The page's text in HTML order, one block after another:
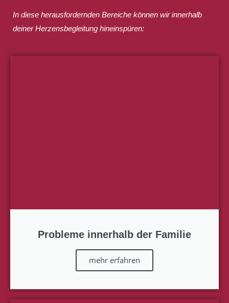
In diese herausfordernden Bereiche können wir innerhalb
deiner Herzensbegleitung hineinspüren:
Probleme innerhalb der Familie
mehr erfahren